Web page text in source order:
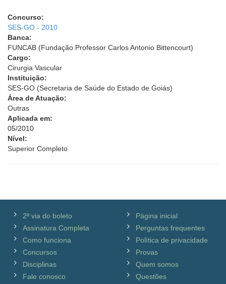
Concurso:
SES-GO - 2010
Banca:
FUNCAB (Fundação Professor Carlos Antonio Bittencourt)
Cargo:
Cirurgia Vascular
Instituição:
SES-GO (Secretaria de Saúde do Estado de Goiás)
Área de Atuação:
Outras
Aplicada em:
05/2010
Nível:
Superior Completo
2ª via do boleto
Assinatura Completa
Como funciona
Concursos
Disciplinas
Fale conosco
Página inicial
Perguntas frequentes
Política de privacidade
Provas
Quem somos
Questões